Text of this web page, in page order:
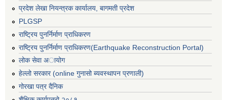
प्रदेश लेखा नियन्त्रक कार्यालय, बागमती प्रदेश
PLGSP
राष्ट्रिय पुनर्निर्माण प्राधिकरण
राष्ट्रिय पुनर्निर्माण प्राधिकरण(Earthquake Reconstruction Portal)
लोक सेवा अायोग
हेल्लो सरकार (online गुनासो ब्यवस्थापन प्रणाली)
गोरखा पत्र दैनिक